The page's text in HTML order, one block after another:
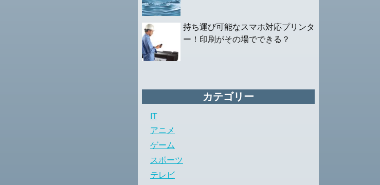
持ち運び可能なスマホ対応プリンタ
ー！印刷がその場でできる？
カテゴリー
IT
アニメ
ゲーム
スポーツ
テレビ